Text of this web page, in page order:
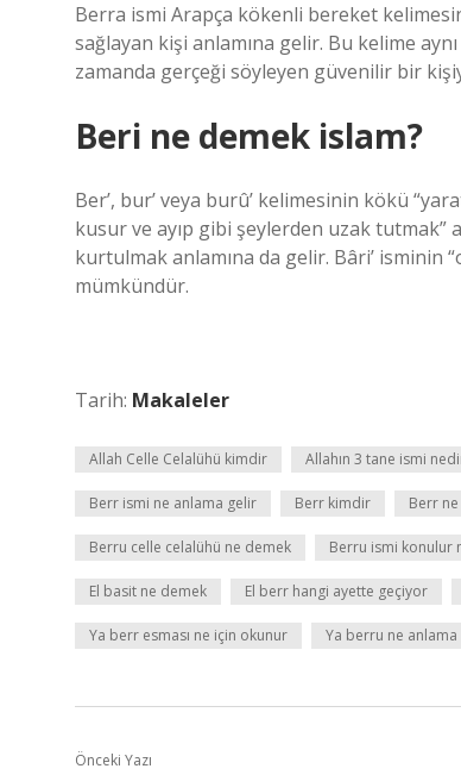
Berra ismi Arapça kökenli bereket
sağlayan kişi anlamına gelir. Bu kelime
zamanda gerçeği söyleyen güvenilir bir
Beri ne demek islam?
Ber’, bur’ veya burû’ kelimesinin kökü
kusur ve ayıp gibi şeylerden uzak tutmak”
kurtulmak anlamına da gelir. Bâri’ isminin
mümkündür.
Tarih: Makaleler
Allah Celle Celalühü kimdir Allahın 3 tane ismi
Berr ismi ne anlama gelir Berr kimdir Berr
Berru celle celalühü ne demek Berru ismi konulur
El basit ne demek El berr hangi ayette geçiyor
Ya berr esması ne için okunur Ya berru ne
Önceki Yazı